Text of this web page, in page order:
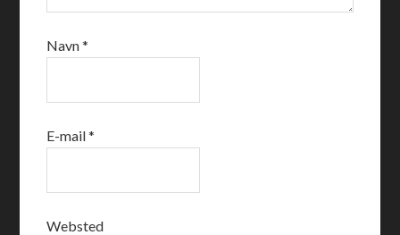
Navn*
E-mail*
Websted